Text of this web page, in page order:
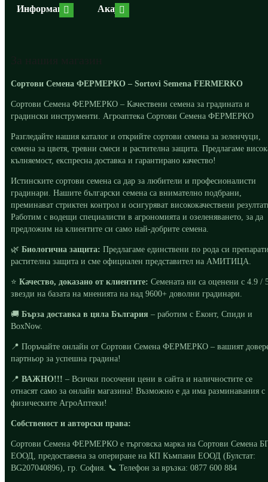
Информация Акаунт
Сортови Семена ФЕРМЕРКО – Sortovi Semena FERMERKO
Сортови Семена ФЕРМЕРКО – Качествени семена за градината и
градински инструменти. Агроаптека Сортови Семена ФЕРМЕРКО
Разгледайте нашия каталог и открийте сортови семена за зеленчуци,
семена за цветя, тревни смеси и растителна защита. Предлагаме
кълняемост, експресна доставка и гарантирано качество!
Истинските сортови семена са дар за любители и професионалисти
градинари. Нашите български семена са внимателно подбрани,
преминават стриктен контрол и осигуряват висококачествени
Работим с водещи специалисти в агрономията и озеленяването, за да
предложим на клиентите си само най-добрите семена.
🌿 Биологична защита: Предлагаме единствени по рода си
растителна защита и сме официален представител на АМИТИЦА.
⭐ Качество, доказано от клиентите: Семената ни са оценени с 4.9 /
звезди на базата на мненията на над 9600+ доволни градинари.
🚚 Бърза доставка в цяла България – работим с Еконт, Спиди и
BoxNow.
📍 Поръчайте онлайн от Сортови Семена ФЕРМЕРКО – вашият
партньор за успешна градина!
📍 ВАЖНО!!! – Всички посочени цени в сайта и наличностите се
отнасят само за онлайн магазина! Възможно е да има разминавания с
физическите АгроАптеки!
Собственост и авторски права:
Сортови Семена ФЕРМЕРКО е търговска марка на Сортови Семена
ЕООД, предоставена за опериране на КП Къмпани ЕООД (Булстат:
BG207040896), гр. София. 📞 Телефон за връзка: 0877 600 884